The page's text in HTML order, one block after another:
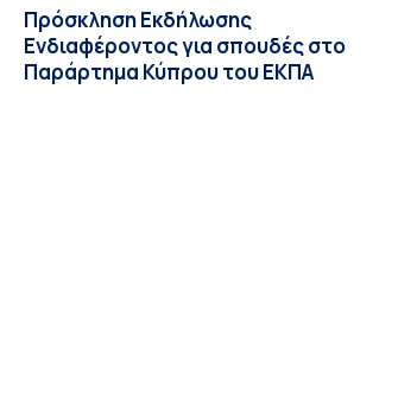
Πρόσκληση Εκδήλωσης
Ενδιαφέροντος για σπουδές στο
Παράρτημα Κύπρου του ΕΚΠΑ